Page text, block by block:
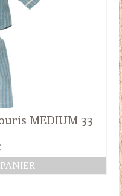
MEDIUM 33